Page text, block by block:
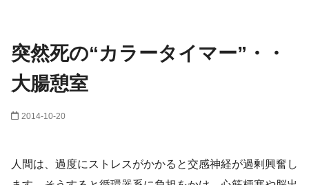
突然死の“カラータイマー”・・
大腸憩室
2014-10-20
人間は、過度にストレスがかかると交感神経が過剰興奮し